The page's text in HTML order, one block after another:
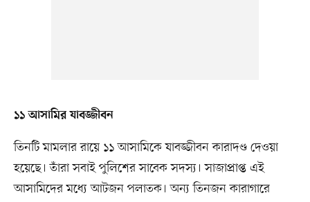
১১ আসামির যাবজ্জীবন
তিনটি মামলার রায়ে ১১ আসামিকে যাবজ্জীবন কারাদণ্ড দেওয়া
হয়েছে। তাঁরা সবাই পুলিশের সাবেক সদস্য। সাজাপ্রাপ্ত এই
আসামিদের মধ্যে আটজন পলাতক। অন্য তিনজন কারাগারে